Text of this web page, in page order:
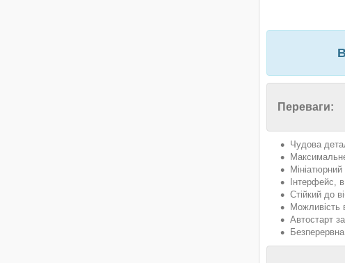
Переваги:
Чудова
Інтерфейс,
Стійкий до
Можливість
Автостарт